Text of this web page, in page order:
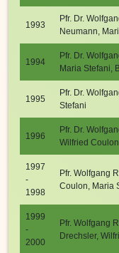
1993
Pfr. Dr.
Neumann,
1994
Pfr. Dr.
Maria Stefani,
1995
Pfr. Dr.
Stefani
1996
Pfr. Dr.
Wilfried
1997
-
1998
Pfr. Wolfgang
Coulon, Maria
1999
-
2000
Pfr. Wolfgang
Drechsler,